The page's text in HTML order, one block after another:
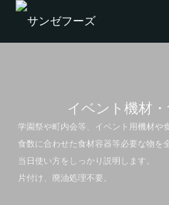
イベント機材
学園祭や町内会等、イベント用機材や
食数に合わせた食材容器等必要な物を
当日使い方をしっかり説明します。
片付け、廃油処理不要。